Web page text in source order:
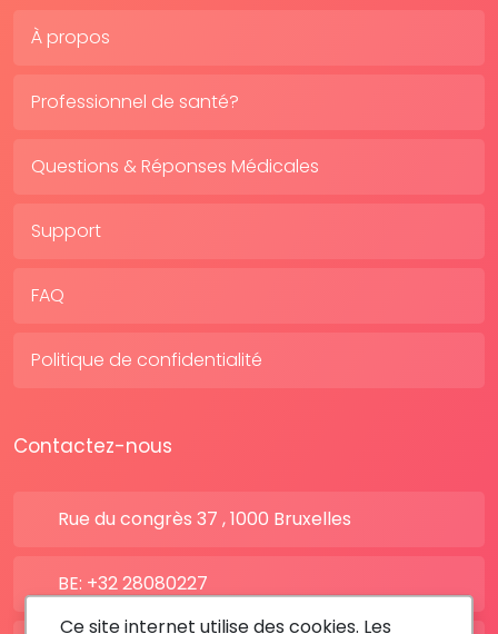
À propos
Professionnel de santé?
Questions & Réponses Médicales
Support
FAQ
Politique de confidentialité
Contactez-nous
Rue du congrès 37 , 1000 Bruxelles
BE: +32 28080227
Ce site internet utilise des cookies. Les